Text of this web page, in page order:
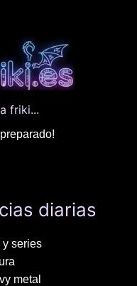
friki...
diarias
y series
metal